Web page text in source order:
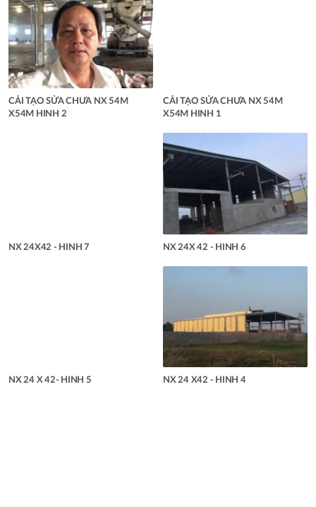
CẢI TẠO SỬA CHƯA NX 54M
X54M HINH 2
CẢI TẠO SỬA CHƯA NX 54M
X54M HINH 1
NX 24X42 - HINH 7 NX 24X 42 - HINH 6
NX 24 X 42- HINH 5 NX 24 X42 - HINH 4